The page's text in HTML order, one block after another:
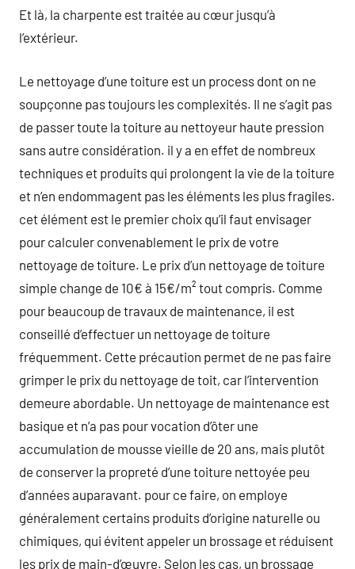
Et là, la charpente est traitée au cœur jusqu’à
l’extérieur.
Le nettoyage d’une toiture est un process dont on ne
soupçonne pas toujours les complexités. Il ne s’agit pas
de passer toute la toiture au nettoyeur haute pression
sans autre considération. il y a en effet de nombreux
techniques et produits qui prolongent la vie de la toiture
et n’en endommagent pas les éléments les plus fragiles.
cet élément est le premier choix qu’il faut envisager
pour calculer convenablement le prix de votre
nettoyage de toiture. Le prix d’un nettoyage de toiture
simple change de 10€ à 15€/m² tout compris. Comme
pour beaucoup de travaux de maintenance, il est
conseillé d’effectuer un nettoyage de toiture
fréquemment. Cette précaution permet de ne pas faire
grimper le prix du nettoyage de toit, car l’intervention
demeure abordable. Un nettoyage de maintenance est
basique et n’a pas pour vocation d’ôter une
accumulation de mousse vieille de 20 ans, mais plutôt
de conserver la propreté d’une toiture nettoyée peu
d’années auparavant. pour ce faire, on employe
généralement certains produits d’origine naturelle ou
chimiques, qui évitent appeler un brossage et réduisent
les prix de main-d’œuvre. Selon les cas, un brossage